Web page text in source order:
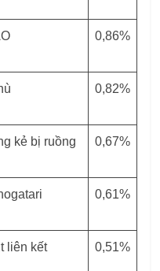
0,86%
0,82%
kẻ bị ruồng
0,67%
0,61%
liên kết 0,51%